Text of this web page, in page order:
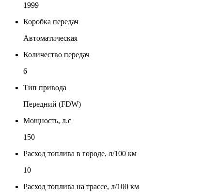
1999
Коробка передач
Автоматическая
Количество передач
6
Тип привода
Передний (FDW)
Мощность, л.с
150
Расход топлива в городе, л/100 км
10
Расход топлива на трассе, л/100 км